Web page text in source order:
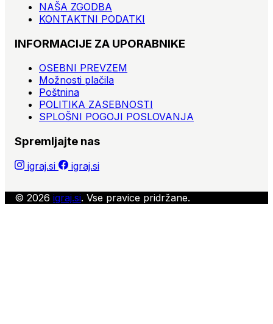
NAŠA ZGODBA
KONTAKTNI PODATKI
INFORMACIJE ZA UPORABNIKE
OSEBNI PREVZEM
Možnosti plačila
Poštnina
POLITIKA ZASEBNOSTI
SPLOŠNI POGOJI POSLOVANJA
Spremljajte nas
igraj.si igraj.si
© 2026 igraj.si. Vse pravice pridržane.